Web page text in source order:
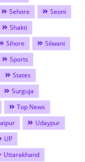
Sehore
Seoni
Shakti
Sihore
Silwani
Sports
States
Surguja
Top News
Udaypur
UP
Uttarakhand